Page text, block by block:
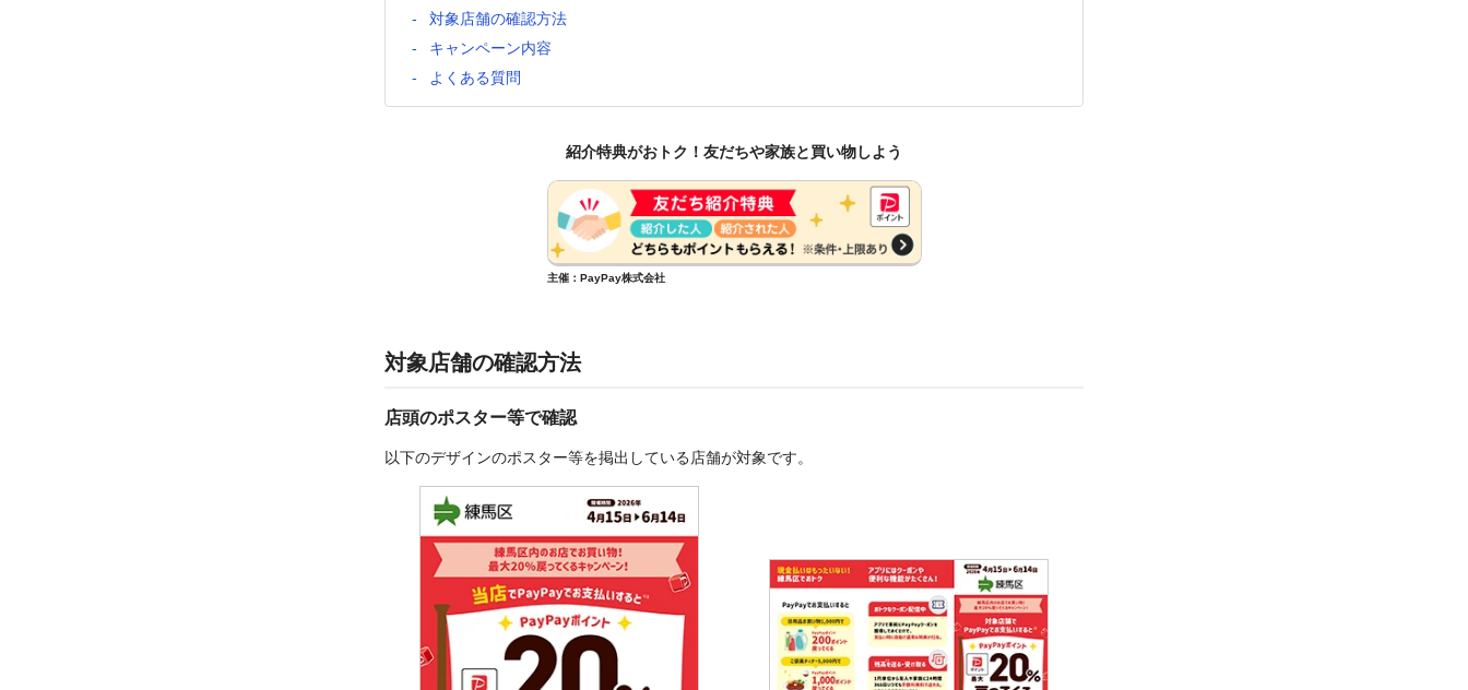
対象店舗の確認方法
キャンペーン内容
よくある質問
紹介特典がおトク！友だちや家族と買い物しよう
主催：PayPay株式会社
対象店舗の確認方法
店頭のポスター等で確認
以下のデザインのポスター等を掲出している店舗が対象です。